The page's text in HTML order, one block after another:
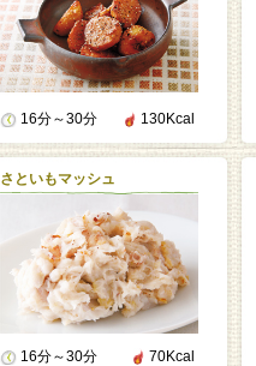
16分～30分 130Kcal
さといもマッシュ
16分～30分 70Kcal